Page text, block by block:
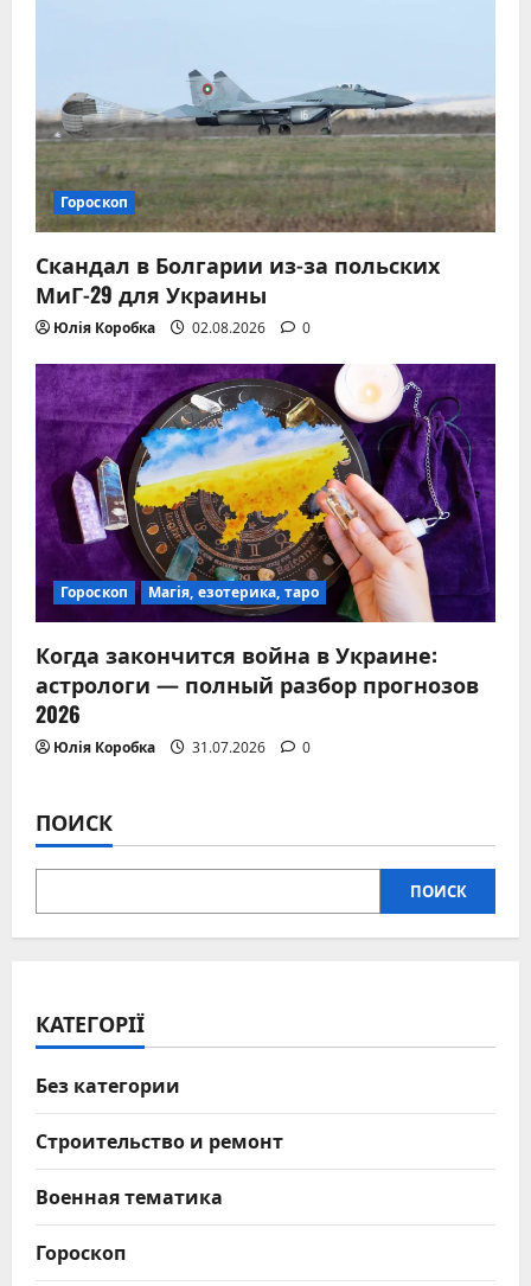
Гороскоп
Скандал в Болгарии из-за польских
МиГ-29 для Украины
Юлія Коробка 02.08.2026 0
Гороскоп Магія, езотерика, таро
Когда закончится война в Украине:
астрологи — полный разбор прогнозов
2026
Юлія Коробка 31.07.2026 0
ПОИСК
ПОИСК
КАТЕГОРІЇ
Без категории
Строительство и ремонт
Военная тематика
Гороскоп